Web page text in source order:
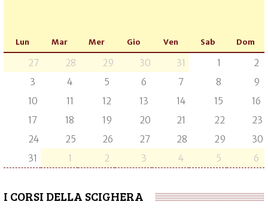
Lun Mar Mer Gio Ven Sab Dom
27 28 29 30 31 1
2
3
4 5 6 7 8
9
10
11 12 13 14 15
16
17
18 19 20 21 22
23
24
25 26 27 28 29
30
31
1 2 3 4 5 6
I CORSI DELLA SCIGHERA